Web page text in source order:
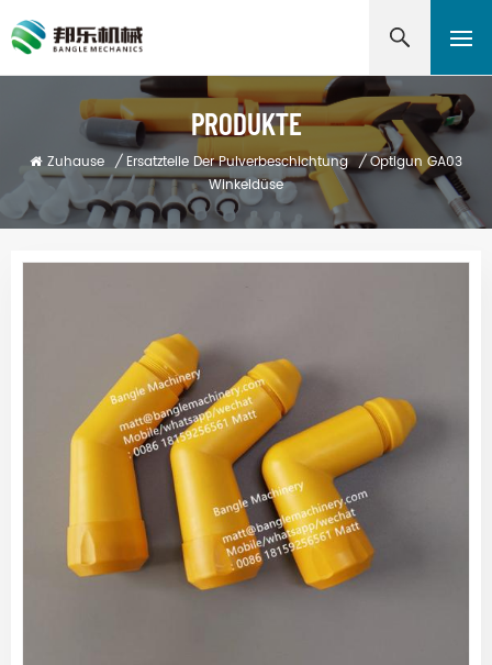
PRODUKTE
Zuhause / Ersatzteile Der Pulverbeschichtung / Optigun GA03
Winkeldüse